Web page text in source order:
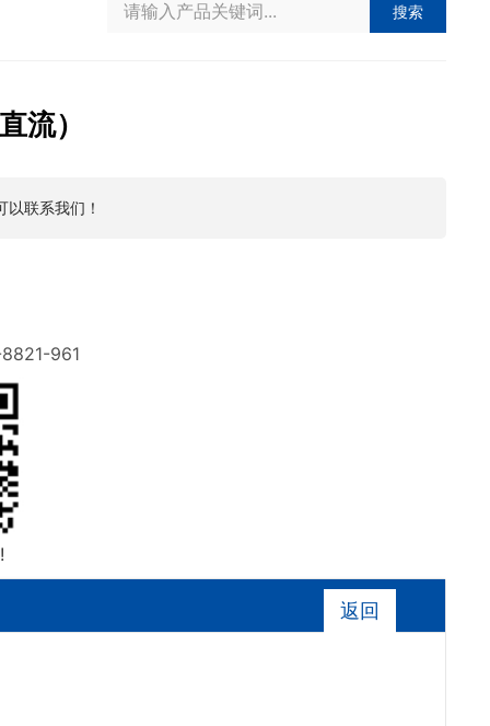
搜索
流）
联系我们！
961
返回